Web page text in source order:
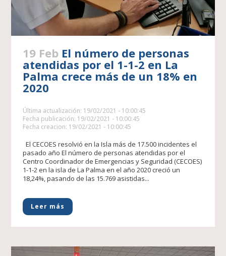
19 Feb El número de personas
atendidas por el 1-1-2 en La
Palma crece más de un 18% en
2020
Última actualización: 19/02/2021 - 10:00:45
Fecha publicación: 19/02/2021 - 10:00:45
Fecha creacion: 19/02/2021 - 10:00:45
El CECOES resolvió en la Isla más de 17.500 incidentes el
pasado año El número de personas atendidas por el
Centro Coordinador de Emergencias y Seguridad (CECOES)
1-1-2 en la isla de La Palma en el año 2020 creció un
18,24%, pasando de las 15.769 asistidas...
Leer más